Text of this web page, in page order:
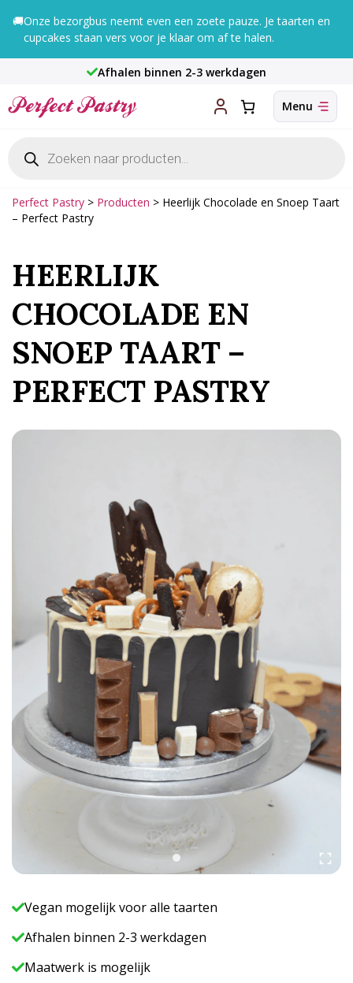
naar
🚚Onze bezorgbus neemt even een zoete pauze. Je taarten en
cupcakes staan vers voor je klaar om af te halen.
Afhalen binnen 2-3 werkdagen
zoeken
Perfect Pastry > Producten > Heerlijk Chocolade en Snoep Taart
– Perfect Pastry
HEERLIJK
CHOCOLADE EN
SNOEP TAART –
PERFECT PASTRY
Vegan mogelijk voor alle taarten
Afhalen binnen 2-3 werkdagen
Maatwerk is mogelijk